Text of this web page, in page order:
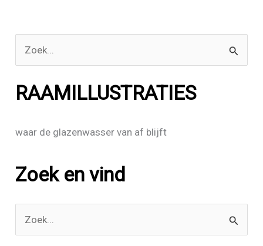
o
e
k
a
r
:
RAAMILLUSTRATIES
waar de glazenwasser van af blijft
Zoek en vind
o